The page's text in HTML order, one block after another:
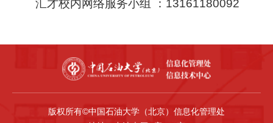
汇才校内网络服务小组 ：13161180092
版权所有©中国石油大学（北京）信息化管理处